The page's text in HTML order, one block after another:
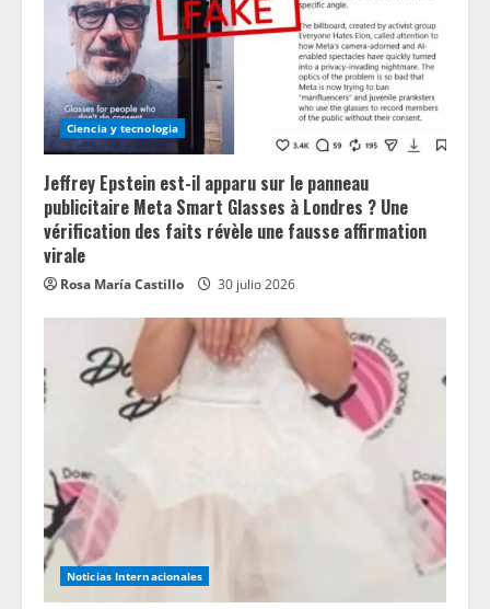
Ciencia y tecnologia
Jeffrey Epstein est-il apparu sur le panneau
publicitaire Meta Smart Glasses à Londres ? Une
vérification des faits révèle une fausse affirmation
virale
Rosa María Castillo 30 julio 2026
Noticias Internacionales